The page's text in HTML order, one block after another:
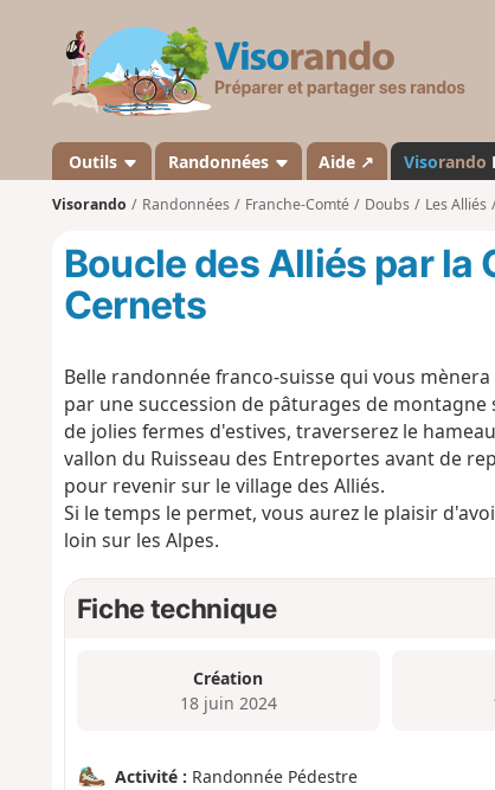
s
a
n
d
Outils Randonnées Aide ↗ Visorando
Visorando Randonnées Franche-Comté Doubs Les Alliés
Boucle des Alliés par la
Cernets
Belle randonnée franco-suisse qui vous
par une succession de pâturages de
de jolies fermes d'estives, traverserez le
vallon du Ruisseau des Entreportes avant de
pour revenir sur le village des Alliés.
Si le temps le permet, vous aurez le plaisir
loin sur les Alpes.
Fiche technique
Création
18 juin 2024
Activité : Randonnée Pédestre